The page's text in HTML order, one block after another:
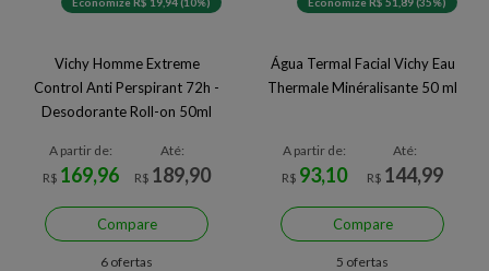
Vichy Homme Extreme
Control Anti Perspirant 72h -
Desodorante Roll-on 50ml
A partir de:
R$ 169,96
Até:
R$ 189,90
Compare
6 ofertas
Água Termal Facial Vichy Eau
Thermale Minéralisante 50 ml
A partir de:
R$ 93,10
Até:
R$ 144,99
Compare
5 ofertas